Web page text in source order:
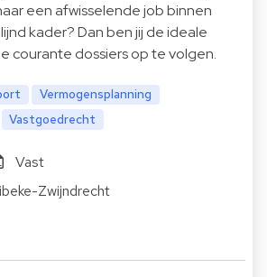
een afwisselende job binnen
kader? Dan ben jij de ideale
courante dossiers op te volgen.
Vermogensplanning
Vastgoedrecht
Vast
Zwijndrecht